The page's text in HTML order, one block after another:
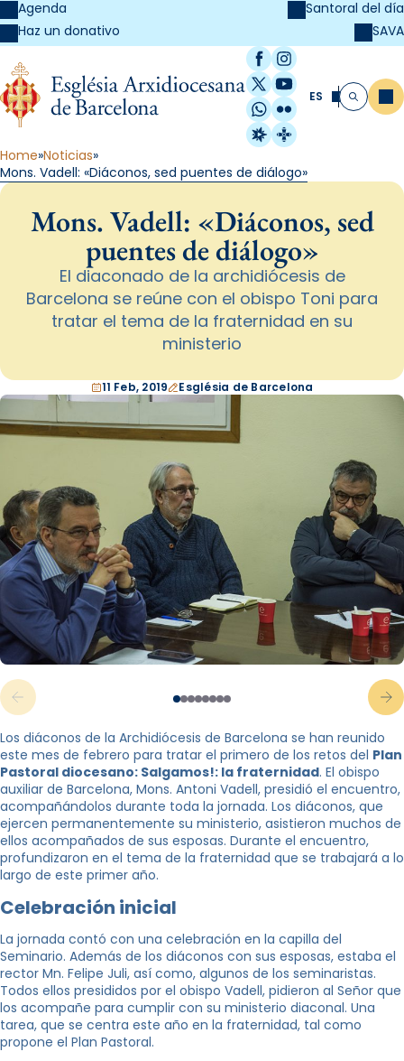
Agenda
Haz un donativo
Santoral del día
SAVA
Facebook
Instagram
X / Twitter
YouTube
WhatsApp
Flickr
Radio Estel
Catalunya
ES Buscar
Home Noticias
Mons. Vadell: «Diáconos, sed puentes de diálogo»
Mons. Vadell: «Diáconos, sed
puentes de diálogo»
El diaconado de la archidiócesis de
Barcelona se reúne con el obispo Toni para
tratar el tema de la fraternidad en su
ministerio
11 Feb, 2019 Església de Barcelona
Los diáconos de la Archidiócesis de Barcelona se han reunido
este mes de febrero para tratar el primero de los retos del Plan
Pastoral diocesano: Salgamos!: la fraternidad. El obispo
auxiliar de Barcelona, ​​Mons. Antoni Vadell, presidió el encuentro,
acompañándolos durante toda la jornada. Los diáconos, que
ejercen permanentemente su ministerio, asistieron muchos de
ellos acompañados de sus esposas. Durante el encuentro,
profundizaron en el tema de la fraternidad que se trabajará a lo
largo de este primer año.
Celebración inicial
La jornada contó con una celebración en la capilla del
Seminario. Además de los diáconos con sus esposas, estaba el
rector Mn. Felipe Juli, así como, algunos de los seminaristas.
Todos ellos presididos por el obispo Vadell, pidieron al Señor que
los acompañe para cumplir con su ministerio diaconal. Una
tarea, que se centra este año en la fraternidad, tal como
propone el Plan Pastoral.